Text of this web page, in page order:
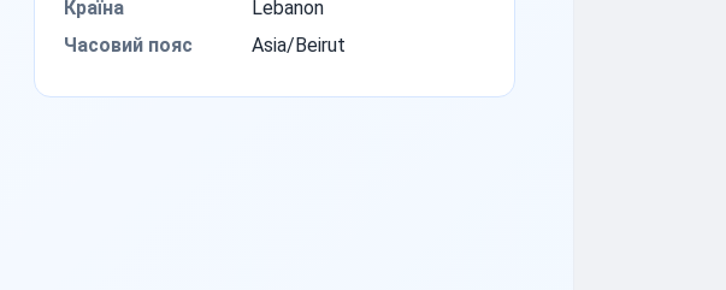
Країна
Lebanon
Часовий пояс
Asia/Beirut